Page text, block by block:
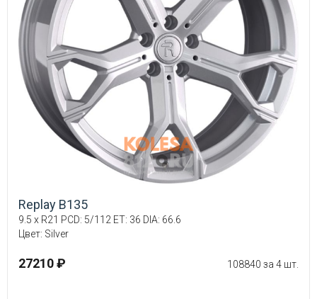
Replay B135
9.5 x R21 PCD: 5/112 ET: 36 DIA: 66.6
Цвет: Silver
27210 ₽ 108840 за 4 шт.